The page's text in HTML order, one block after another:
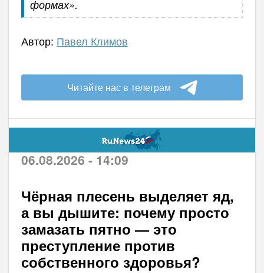
формах».
Автор: Павел Климов
Читайте нас в телеграм
06.08.2026 - 14:09
Чёрная плесень выделяет яд,
а вы дышите: почему просто
замазать пятно — это
преступление против
собственного здоровья?